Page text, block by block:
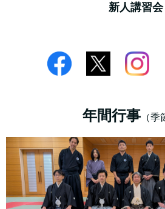
新人講習会
年間行事 （季